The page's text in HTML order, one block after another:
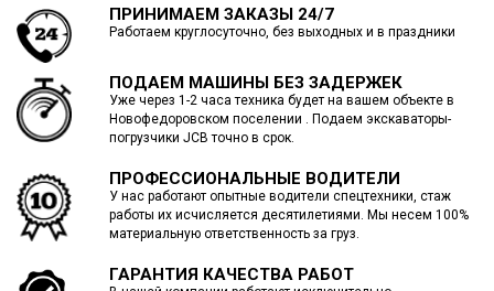
ПРИНИМАЕМ ЗАКАЗЫ 24/7
Работаем круглосуточно, без выходных и в праздники
ПОДАЕМ МАШИНЫ БЕЗ ЗАДЕРЖЕК
Уже через 1-2 часа техника будет на вашем объекте в
Новофедоровском поселении . Подаем экскаваторы-
погрузчики JCB точно в срок.
ПРОФЕССИОНАЛЬНЫЕ ВОДИТЕЛИ
У нас работают опытные водители спецтехники, стаж
работы их исчисляется десятилетиями. Мы несем 100%
материальную ответственность за груз.
ГАРАНТИЯ КАЧЕСТВА РАБОТ